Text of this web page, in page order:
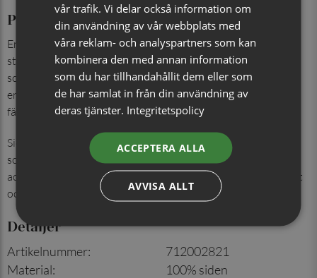
Produktinformation
En enfärgad näsduk i 100% siden med en diskret smårutig
struktur som ger ett sofistikerat och levande uttryck. Den
sobra väven tillför djup utan att ta över, vilket gör näsduken
enkel att kombinera med både slips och fluga i samma
färgskala.
Sidenets naturliga lyster och mjuka fall ger en exklusiv känsla
som lyfter helheten i kavaj eller kostym. Ett genomtänkt
accessoarval för formella tillfällen, arbete och fest där kvalitet
och detaljer står i fokus.
Detaljer
Artikelnummer:
712002821
Material:
100% siden
vår trafik. Vi delar också information om
din användning av vår webbplats med
våra reklam- och analyspartners som kan
kombinera den med annan information
som du har tillhandahållit dem eller som
de har samlat in från din användning av
deras tjänster. Integritetspolicy
ACCEPTERA ALLA
AVVISA ALLT